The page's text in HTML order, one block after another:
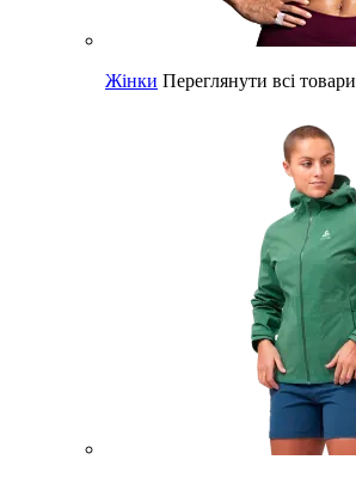
Жінки Переглянути всі товари